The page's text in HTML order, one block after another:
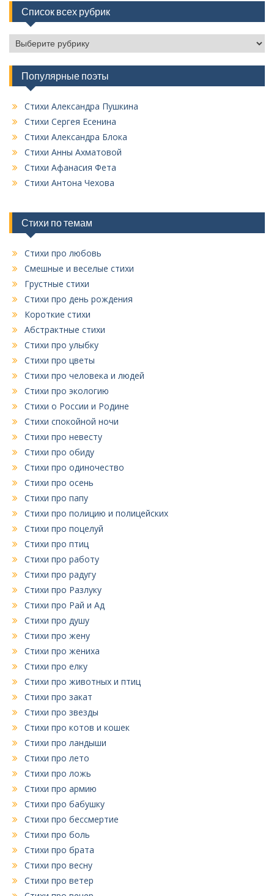
Список всех рубрик
п
и
к
в
е
х
р
у
к
Популярные поэты
Стихи Александра Пушкина
Стихи Сергея Есенина
Стихи Александра Блока
Стихи Анны Ахматовой
Стихи Афанасия Фета
Стихи Антона Чехова
Стихи по темам
Стихи про любовь
Смешные и веселые стихи
Грустные стихи
Стихи про день рождения
Короткие стихи
Абстрактные стихи
Стихи про улыбку
Стихи про цветы
Стихи про человека и людей
Стихи про экологию
Стихи о России и Родине
Стихи спокойной ночи
Стихи про невесту
Стихи про обиду
Стихи про одиночество
Стихи про осень
Стихи про папу
Стихи про полицию и полицейских
Стихи про поцелуй
Стихи про птиц
Стихи про работу
Стихи про радугу
Стихи про Разлуку
Стихи про Рай и Ад
Стихи про душу
Стихи про жену
Стихи про жениха
Стихи про елку
Стихи про животных и птиц
Стихи про закат
Стихи про звезды
Стихи про котов и кошек
Стихи про ландыши
Стихи про лето
Стихи про ложь
Стихи про армию
Стихи про бабушку
Стихи про бессмертие
Стихи про боль
Стихи про брата
Стихи про весну
Стихи про ветер